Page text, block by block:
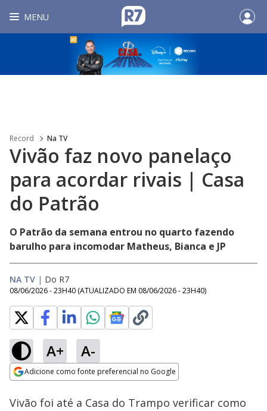
MENU
Record Na TV
Vivão faz novo panelaço
para acordar rivais | Casa
do Patrão
O Patrão da semana entrou no quarto fazendo
barulho para incomodar Matheus, Bianca e JP
NA TV | Do R7
08/06/2026 - 23H40 (ATUALIZADO EM 08/06/2026 - 23H40)
A+ A-
Adicione como fonte preferencial no Google
Ativar
Loaded:
17.72%
Vivão foi até a Casa do Trampo verificar como